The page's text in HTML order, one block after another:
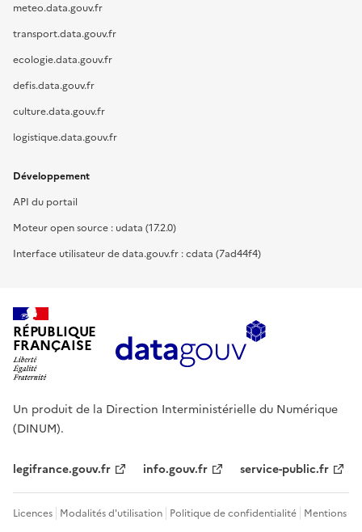
meteo.data.gouv.fr
transport.data.gouv.fr
ecologie.data.gouv.fr
defis.data.gouv.fr
culture.data.gouv.fr
logistique.data.gouv.fr
Développement
API du portail
Moteur open source : udata (17.2.0)
Interface utilisateur de data.gouv.fr : cdata (7ad44f4)
RÉPUBLIQUE
FRANÇAISE
Un produit de la Direction Interministérielle du Numérique
(DINUM).
legifrance.gouv.fr info.gouv.fr service-public.fr
Licences Modalités d'utilisation Politique de confidentialité Mentions